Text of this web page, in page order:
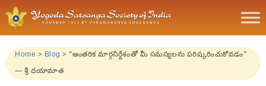
Home > Blog > “ఆంతరిక మార్గనిర్దేశంతో మీ సమస్యలను పరిష్కరించుకోవడం”
— శ్రీ దయామాత